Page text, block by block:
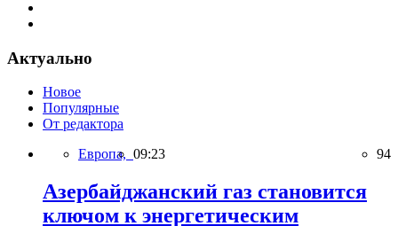
Актуально
Новое
Популярные
От редактора
Европа, 09:23 94
Азербайджанский газ становится
ключом к энергетическим